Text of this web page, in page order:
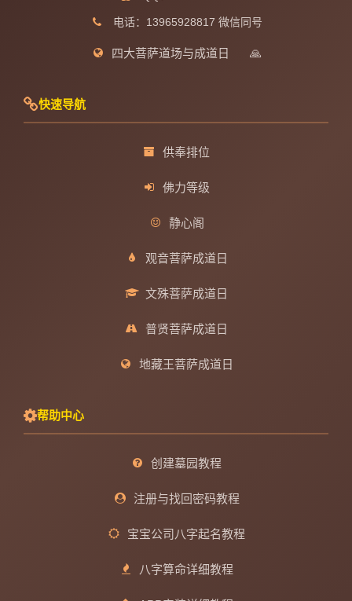
电话：13965928817 微信同号
四大菩萨道场与成道日 🙏
快速导航
供奉排位
佛力等级
静心阁
观音菩萨成道日
文殊菩萨成道日
普贤菩萨成道日
地藏王菩萨成道日
帮助中心
创建墓园教程
注册与找回密码教程
宝宝公司八字起名教程
八字算命详细教程